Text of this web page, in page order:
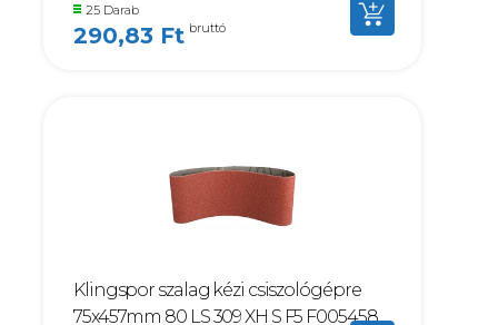
25 Darab
290,83 Ft bruttó
Klingspor szalag kézi csiszológépre
75x457mm 80 LS 309 XH S F5 F005458